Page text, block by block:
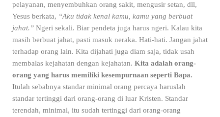
pelayanan, menyembuhkan orang sakit, mengusir setan, dll,
Yesus berkata, “Aku tidak kenal kamu, kamu yang berbuat
jahat.” Ngeri sekali. Biar pendeta juga harus ngeri. Kalau kita
masih berbuat jahat, pasti masuk neraka. Hati-hati. Jangan jahat
terhadap orang lain. Kita dijahati juga diam saja, tidak usah
membalas kejahatan dengan kejahatan. Kita adalah orang-
orang yang harus memiliki kesempurnaan seperti Bapa.
Itulah sebabnya standar minimal orang percaya haruslah
standar tertinggi dari orang-orang di luar Kristen. Standar
terendah, minimal, itu sudah tertinggi dari orang-orang